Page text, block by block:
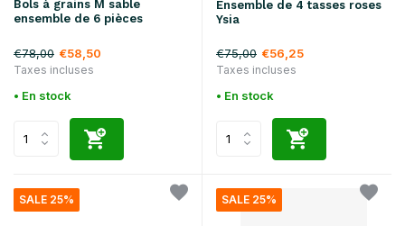
Bols à grains M sable
ensemble de 6 pièces
€78,00 €58,50
Taxes incluses
• En stock
Ensemble de 4 tasses roses
Ysia
€75,00 €56,25
Taxes incluses
• En stock
SALE 25% SALE 25%